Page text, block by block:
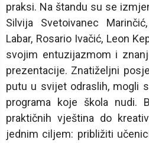
praksi. Na štandu su se
Silvija Svetoivanec
Labar, Rosario Ivačić, Leon
svojim entuzijazmom i
prezentacije. Znatiželjni
putu u svijet odraslih, mogli
programa koje škola
praktičnih vještina do
jednim ciljem: približiti